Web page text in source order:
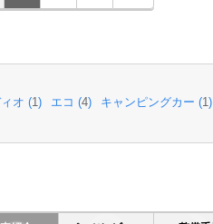
オ (1) エコ (4) キャンピングカー (1)